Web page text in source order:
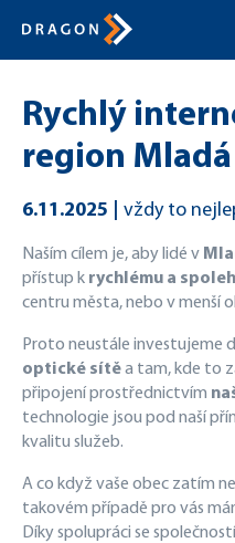
Rychlý
region
6.11.2025 vždy to
Naším cílem je, aby lidé v
přístup k rychlému a
centru města, nebo v menší
Proto neustále investujeme
optické sítěa tam, kde to
připojení prostřednictvím
technologie jsou pod naší
kvalitu služeb.
A co když vaše obec zatím
takovém případě pro vás
Díky spolupráci se společností